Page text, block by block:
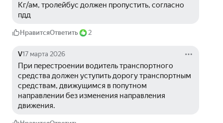
Кг/ам, тролейбус должен пропустить, согласно
пдд
НравитсяОтветить 2
V17 марта 2026
При перестроении водитель транспортного
средства должен уступить дорогу транспортным
средствам, движущимся в попутном
направлении без изменения направления
движения.